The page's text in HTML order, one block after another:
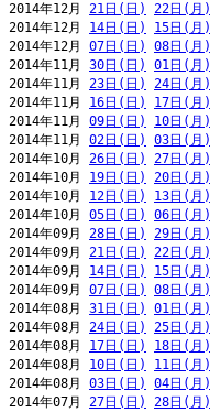
2014年12月 21日(日) 22日(月)
2014年12月 14日(日) 15日(月)
2014年12月 07日(日) 08日(月)
2014年11月 30日(日) 01日(月)
2014年11月 23日(日) 24日(月)
2014年11月 16日(日) 17日(月)
2014年11月 09日(日) 10日(月)
2014年11月 02日(日) 03日(月)
2014年10月 26日(日) 27日(月)
2014年10月 19日(日) 20日(月)
2014年10月 12日(日) 13日(月)
2014年10月 05日(日) 06日(月)
2014年09月 28日(日) 29日(月)
2014年09月 21日(日) 22日(月)
2014年09月 14日(日) 15日(月)
2014年09月 07日(日) 08日(月)
2014年08月 31日(日) 01日(月)
2014年08月 24日(日) 25日(月)
2014年08月 17日(日) 18日(月)
2014年08月 10日(日) 11日(月)
2014年08月 03日(日) 04日(月)
2014年07月 27日(日) 28日(月)